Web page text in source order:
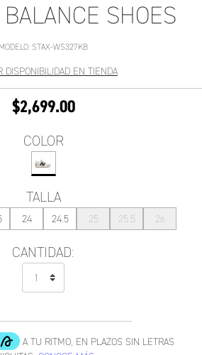
SHOES
MODELO: STAX-WS327KB
DISPONIBILIDAD EN TIENDA
$2,699.00
COLOR
TALLA
24 24.5 25 25.5 26
CANTIDAD: